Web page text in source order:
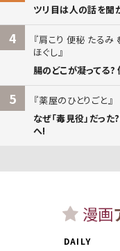
ツリ目は人の話を聞
4
肩こり 便秘 たるみ
ほぐし
腸のどこが凝ってる?
5
薬屋のひとりごと
なぜ「毒見役」だっ
へ!
漫画
DAILY